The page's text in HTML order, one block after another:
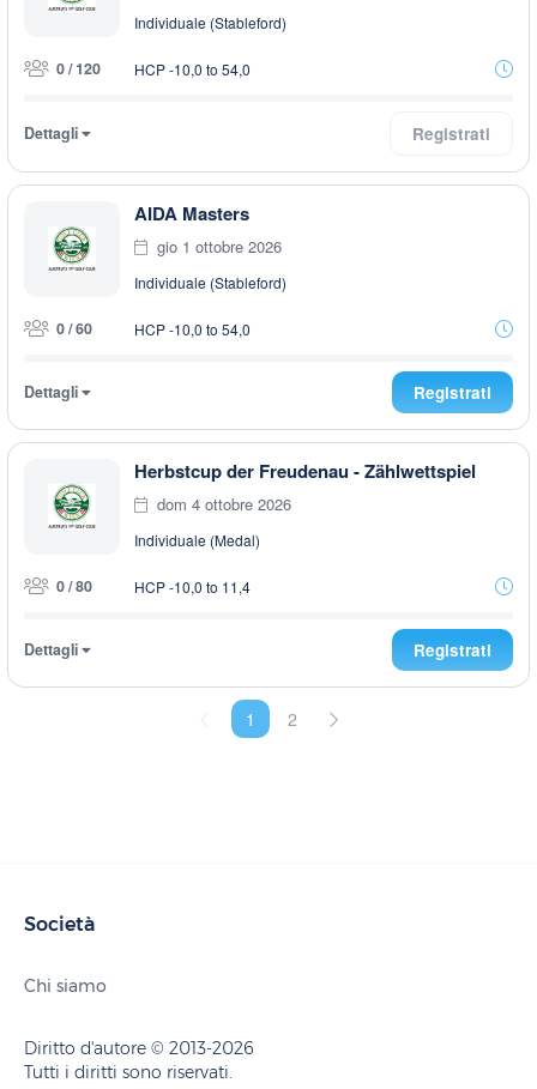
Individuale (Stableford)
0 / 120 HCP -10,0 to 54,0
Dettagli Registrati
AIDA Masters
gio 1 ottobre 2026
Individuale (Stableford)
0 / 60 HCP -10,0 to 54,0
Dettagli Registrati
Herbstcup der Freudenau - Zählwettspiel
dom 4 ottobre 2026
Individuale (Medal)
0 / 80 HCP -10,0 to 11,4
Dettagli Registrati
1 2
Società
Chi siamo
Diritto d'autore © 2013-2026
Tutti i diritti sono riservati.